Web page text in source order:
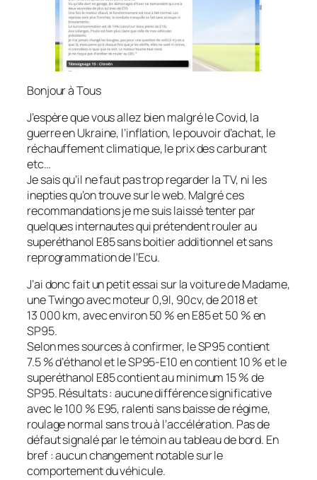
Bonjour à Tous
J’espère que vous allez bien malgré le Covid, la
guerre en Ukraine, l’inflation, le pouvoir d’achat, le
réchauffement climatique, le prix des carburant
etc…
Je sais qu’il ne faut pas trop regarder la TV, ni les
inepties qu’on trouve sur le web. Malgré ces
recommandations je me suis laissé tenter par
quelques internautes qui prétendent rouler au
superéthanol E85 sans boitier additionnel et sans
reprogrammation de l’Ecu.
J’ai donc fait un petit essai sur la voiture de Madame,
une Twingo avec moteur 0,9l, 90cv, de 2018 et
13 000 km, avec environ 50 % en E85 et 50 % en
SP95.
Selon mes sources à confirmer, le SP95 contient
7.5 % d’éthanol et le SP95-E10 en contient 10 % et le
superéthanol E85 contient au mini­mum 15 % de
SP95. Résultats : aucune différence significative
avec le 100 % E95, ralenti sans baisse de régime,
roulage normal sans trou à l’accélération. Pas de
défaut signalé par le témoin au tableau de bord. En
bref : aucun changement notable sur le
comportement du véhicule.